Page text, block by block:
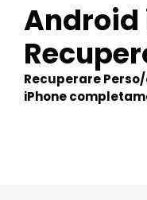
contentAndroid
Recuperare
iPhone